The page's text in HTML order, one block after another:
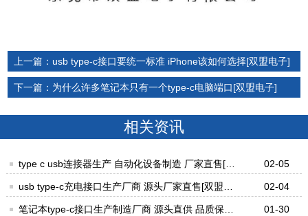
上一篇：usb type-c接口要统一标准 iPhone该如何选择[双盟电子]
下一篇：为什么许多笔记本只有一个type-c电脑端口[双盟电子]
相关资讯
type c usb连接器生产 自动化设备制造 厂家直售[双
盟电子]
02-05
usb type-c充电接口生产厂商 源头厂家直售[双盟电
子]
02-04
笔记本type-c接口生产制造厂商 源头直供 品质保障
01-30